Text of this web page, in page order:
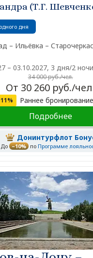
(Т.Г.
дня
– Ильёвка –
– 03.10.2027, 3 дня/2 ночи
34 000 руб./чел.
От 30 260 руб./
Раннее
Подробнее
Донинтурфлот
До –10% по Программе